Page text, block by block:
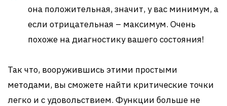
она положительная, значит, у вас минимум, а
если отрицательная – максимум. Очень
похоже на диагностику вашего состояния!
Так что, вооружившись этими простыми
методами, вы сможете найти критические точки
легко и с удовольствием. Функции больше не